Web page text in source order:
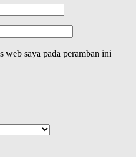
web saya pada peramban ini